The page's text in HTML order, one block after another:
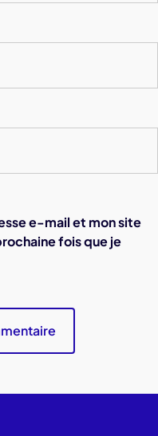
e-mail et mon site
fois que je